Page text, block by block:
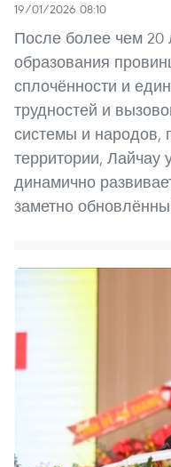
19/01/2026 08:10
После более чем 20
образования
сплочённости и
трудностей и
системы и
территории, Лайчау
динамично
заметно